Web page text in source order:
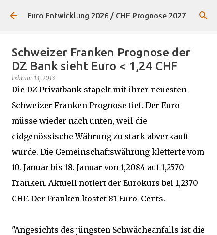
Direkt zum Hauptbereich
Euro Entwicklung 2026 / CHF Prognose 2027
Schweizer Franken Prognose der
DZ Bank sieht Euro < 1,24 CHF
Februar 13, 2013
Die DZ Privatbank stapelt mit ihrer neuesten
Schweizer Franken Prognose tief. Der Euro
müsse wieder nach unten, weil die
eidgenössische Währung zu stark abverkauft
wurde. Die Gemeinschaftswährung kletterte vom
10. Januar bis 18. Januar von 1,2084 auf 1,2570
Franken. Aktuell notiert der Eurokurs bei 1,2370
CHF. Der Franken kostet 81 Euro-Cents.
"Angesichts des jüngsten Schwächeanfalls ist die